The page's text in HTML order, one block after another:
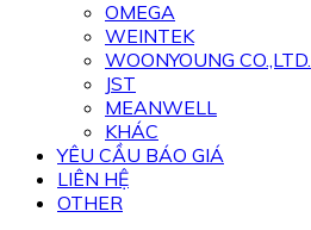
OMEGA
WEINTEK
WOONYOUNG CO.,LTD.
JST
MEANWELL
KHÁC
YÊU CẦU BÁO GIÁ
LIÊN HỆ
OTHER